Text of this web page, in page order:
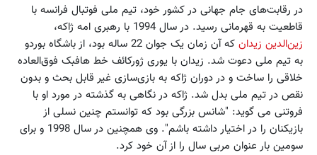
در رقابت‌های جام جهانی در کشور خود، تیم ملی فوتبال فرانسه با
قاطعیت به قهرمانی رسید. در سال 1994 با رهبری امه ژاکه،
زین‌الدین زیدان
که آن زمان یک جوان 22 ساله بود، از باشگاه بوردو
به تیم ملی دعوت شد. زیدان با یوری ژورکائف خط هافبک فوق‌العاده
خلاقی را ساخت و در دوران ژاکه به بازی‌سازی غیر قابل بحث و بدون
نقص در تیم ملی بدل شد. ژاکه در نگاهی به گذشته در مورد او با
فروتنی می گوید: "شانس بزرگی بود که توانستم چنین نسلی از
بازیکنان را در اختیار داشته باشم". وی همچنین در سال 1998 و برای
سومین بار عنوان مربی سال را از آن خود کرد.